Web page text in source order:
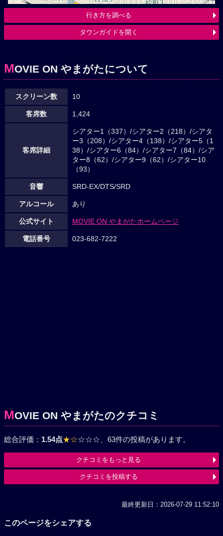
行き方を調べる
タウンガイドを開く
MOVIE ON やまがたについて
スクリーン数 10
客席数 1,424
客席詳細
シアター1（337）/シアター2（218）/シアタ
ー3（208）/シアター4（138）/シアター5（1
38）/シアター6（84）/シアター7（84）/シア
ター8（62）/シアター9（62）/シアター10
（93）
音響 SRD-EX/DTS/SRD
アルコール あり
公式サイト MOVIE ON やまがたホームページ
電話番号 023-682-7222
MOVIE ON やまがたのクチコミ
総合評価： 1.54点★☆☆☆☆ 、63件の投稿があります。
クチコミをもっと見る
クチコミを投稿する
最終更新日：2026-07-29 11:52:10
このページをシェアする